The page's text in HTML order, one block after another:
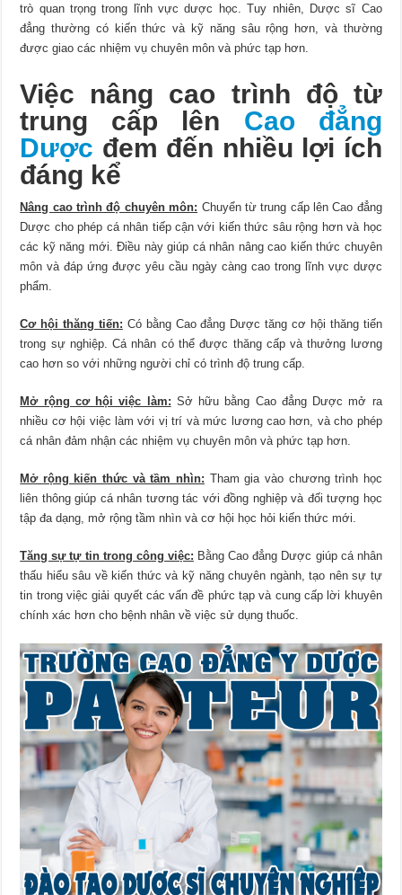
trò quan trọng trong lĩnh vực dược học. Tuy nhiên, Dược sĩ Cao
đẳng thường có kiến thức và kỹ năng sâu rộng hơn, và thường
được giao các nhiệm vụ chuyên môn và phức tạp hơn.
Việc nâng cao trình độ từ
trung cấp lên Cao đẳng
Dược đem đến nhiều lợi ích
đáng kể
Nâng cao trình độ chuyên môn: Chuyển từ trung cấp lên Cao đẳng
Dược cho phép cá nhân tiếp cận với kiến thức sâu rộng hơn và học
các kỹ năng mới. Điều này giúp cá nhân nâng cao kiến thức chuyên
môn và đáp ứng được yêu cầu ngày càng cao trong lĩnh vực dược
phẩm.
Cơ hội thăng tiến: Có bằng Cao đẳng Dược tăng cơ hội thăng tiến
trong sự nghiệp. Cá nhân có thể được thăng cấp và thưởng lương
cao hơn so với những người chỉ có trình độ trung cấp.
Mở rộng cơ hội việc làm: Sở hữu bằng Cao đẳng Dược mở ra
nhiều cơ hội việc làm với vị trí và mức lương cao hơn, và cho phép
cá nhân đảm nhận các nhiệm vụ chuyên môn và phức tạp hơn.
Mở rộng kiến thức và tầm nhìn: Tham gia vào chương trình học
liên thông giúp cá nhân tương tác với đồng nghiệp và đối tượng học
tập đa dạng, mở rộng tầm nhìn và cơ hội học hỏi kiến thức mới.
Tăng sự tự tin trong công việc: Bằng Cao đẳng Dược giúp cá nhân
thấu hiểu sâu về kiến thức và kỹ năng chuyên ngành, tạo nên sự tự
tin trong việc giải quyết các vấn đề phức tạp và cung cấp lời khuyên
chính xác hơn cho bệnh nhân về việc sử dụng thuốc.